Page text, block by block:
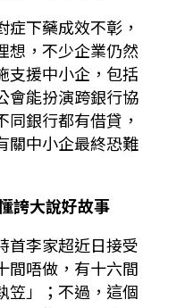
下藥成效不彰，
想，不少企業仍然
支援中小企，包括
會能扮演跨銀行協
銀行都有借貸，
關中小企最終恐難
誇大說好故事
首李家超近日接受
間唔做，有十六間
笠」；不過，這個